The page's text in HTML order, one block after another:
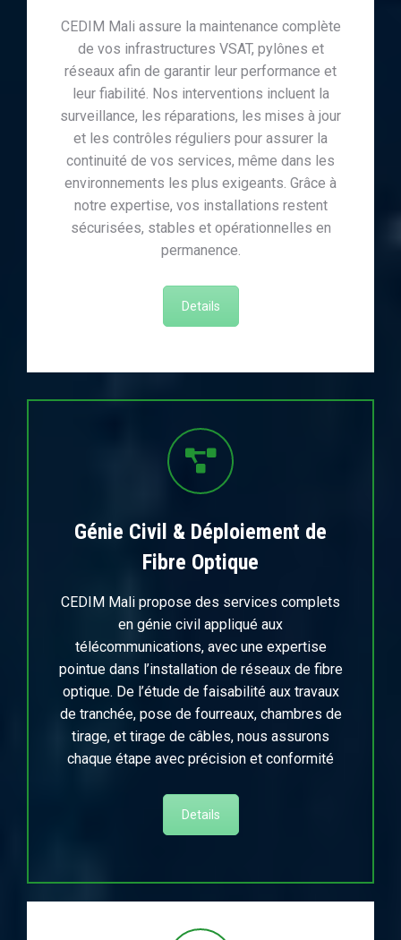
CEDIM Mali assure la maintenance complète
de vos infrastructures VSAT, pylônes et
réseaux afin de garantir leur performance et
leur fiabilité. Nos interventions incluent la
surveillance, les réparations, les mises à jour
et les contrôles réguliers pour assurer la
continuité de vos services, même dans les
environnements les plus exigeants. Grâce à
notre expertise, vos installations restent
sécurisées, stables et opérationnelles en
permanence.
Details
Génie Civil & Déploiement de
Fibre Optique
CEDIM Mali propose des services complets
en génie civil appliqué aux
télécommunications, avec une expertise
pointue dans l’installation de réseaux de fibre
optique. De l’étude de faisabilité aux travaux
de tranchée, pose de fourreaux, chambres de
tirage, et tirage de câbles, nous assurons
chaque étape avec précision et conformité
Details